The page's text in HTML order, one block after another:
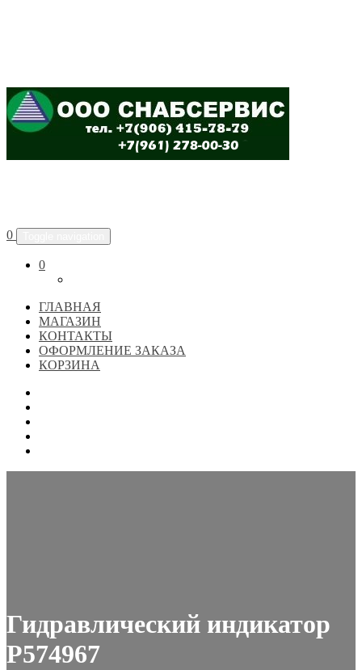
0
0
ГЛАВНАЯ
МАГАЗИН
КОНТАКТЫ
ОФОРМЛЕНИЕ ЗАКАЗА
КОРЗИНА
Гидравлический индикатор
Р574967